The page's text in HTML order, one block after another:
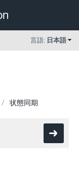
言語: 日本語
状態同期